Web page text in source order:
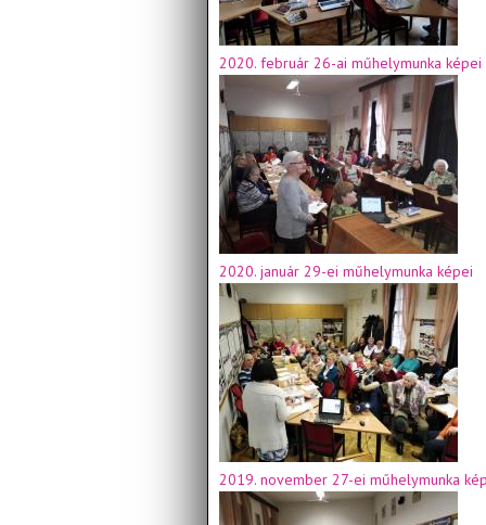
2020. február 26-ai műhelymunka képei
2020. január 29-ei műhelymunka képei
2019. november 27-ei műhelymunka